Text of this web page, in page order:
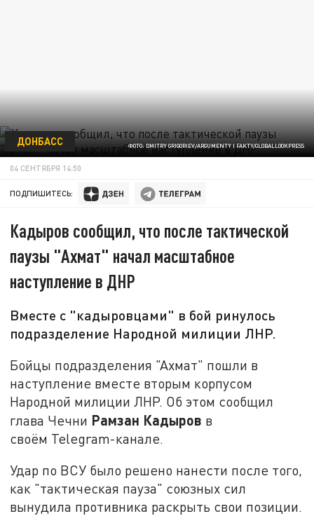
ФОТО: DMITRY GRIGORIEV/ARGUMENTY I FAKTY/GLOBALLOOKPRESS
ДОНБАСС
04 СЕНТЯБРЯ 14:50
ПОДПИШИТЕСЬ:
Кадыров сообщил, что после тактической
паузы "Ахмат" начал масштабное
наступление в ДНР
Вместе с "кадыровцами" в бой ринулось
подразделение Народной милиции ЛНР.
Бойцы подразделения "Ахмат" пошли в
наступление вместе вторым корпусом
Народной милиции ЛНР. Об этом сообщил
глава Чечни Рамзан Кадыров в
своём Telegram-канале.
Удар по ВСУ было решено нанести после того,
как "тактическая пауза" союзных сил
вынудила противника раскрыть свои позиции.